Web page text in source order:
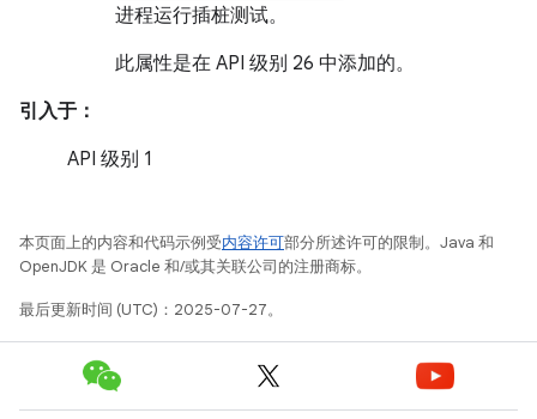
进程运行插桩测试。
此属性是在 API 级别 26 中添加的。
引入于：
API 级别 1
本页面上的内容和代码示例受内容许可部分所述许可的限制。Java 和
OpenJDK 是 Oracle 和/或其关联公司的注册商标。
最后更新时间 (UTC)：2025-07-27。